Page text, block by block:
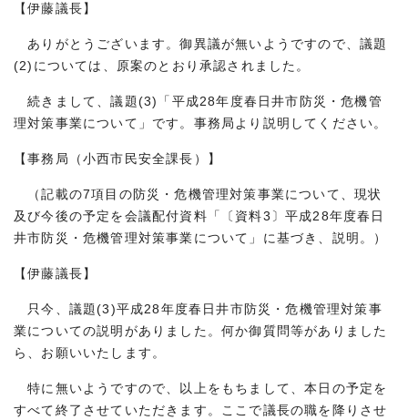
【伊藤議長】
ありがとうございます。御異議が無いようですので、議題
(2)については、原案のとおり承認されました。
続きまして、議題(3)「平成28年度春日井市防災・危機管
理対策事業について」です。事務局より説明してください。
【事務局（小西市民安全課長）】
（記載の7項目の防災・危機管理対策事業について、現状
及び今後の予定を会議配付資料「〔資料3〕平成28年度春日
井市防災・危機管理対策事業について」に基づき、説明。）
【伊藤議長】
只今、議題(3)平成28年度春日井市防災・危機管理対策事
業についての説明がありました。何か御質問等がありました
ら、お願いいたします。
特に無いようですので、以上をもちまして、本日の予定を
すべて終了させていただきます。ここで議長の職を降りさせ